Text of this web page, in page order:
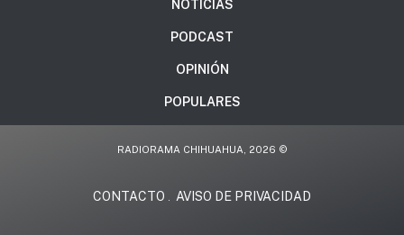
NOTICIAS
PODCAST
OPINIÓN
POPULARES
RADIORAMA CHIHUAHUA, 2026 ©
CONTACTO AVISO DE PRIVACIDAD